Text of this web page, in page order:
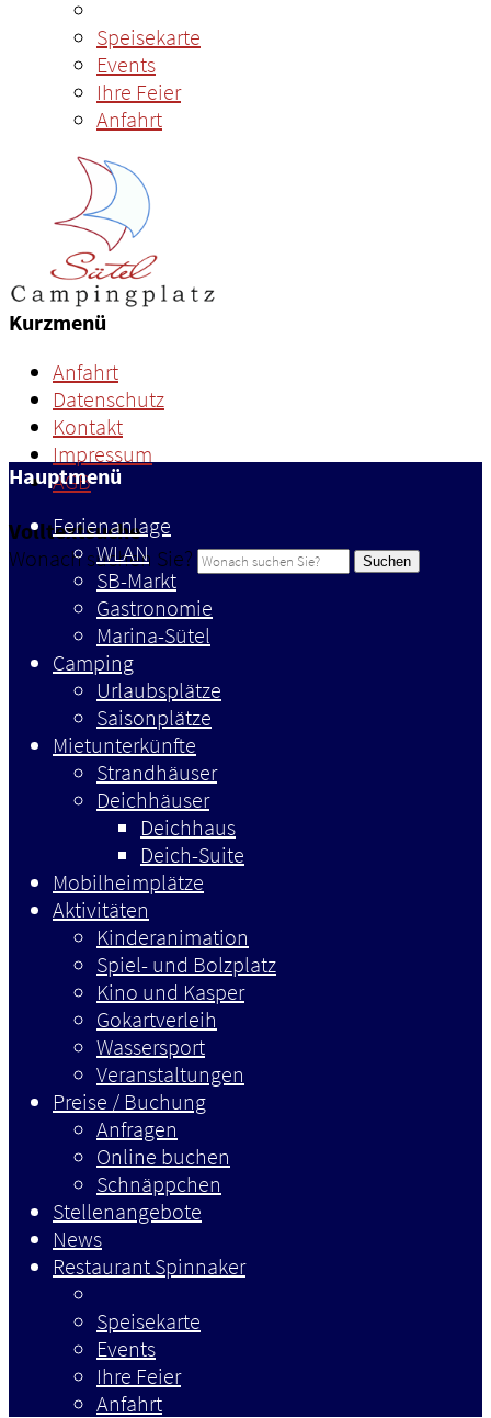
Speisekarte
Events
Ihre Feier
Anfahrt
Kurzmenü
Anfahrt
Datenschutz
Kontakt
Impressum
AGB
Volltextsuche
Wonach suchen Sie?
Suchen
Hauptmenü
Ferienanlage
WLAN
SB-Markt
Gastronomie
Marina-Sütel
Camping
Urlaubsplätze
Saisonplätze
Mietunterkünfte
Strandhäuser
Deichhäuser
Deichhaus
Deich-Suite
Mobilheimplätze
Aktivitäten
Kinderanimation
Spiel- und Bolzplatz
Kino und Kasper
Gokartverleih
Wassersport
Veranstaltungen
Preise / Buchung
Anfragen
Online buchen
Schnäppchen
Stellenangebote
News
Restaurant Spinnaker
Speisekarte
Events
Ihre Feier
Anfahrt